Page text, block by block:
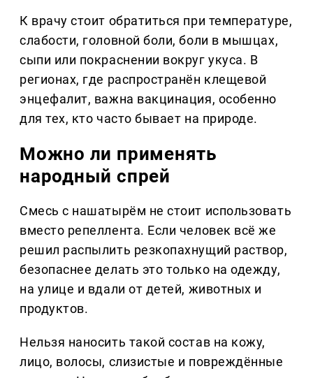
К врачу стоит обратиться при температуре,
слабости, головной боли, боли в мышцах,
сыпи или покраснении вокруг укуса. В
регионах, где распространён клещевой
энцефалит, важна вакцинация, особенно
для тех, кто часто бывает на природе.
Можно ли применять
народный спрей
Смесь с нашатырём не стоит использовать
вместо репеллента. Если человек всё же
решил распылить резкопахнущий раствор,
безопаснее делать это только на одежду,
на улице и вдали от детей, животных и
продуктов.
Нельзя наносить такой состав на кожу,
лицо, волосы, слизистые и повреждённые